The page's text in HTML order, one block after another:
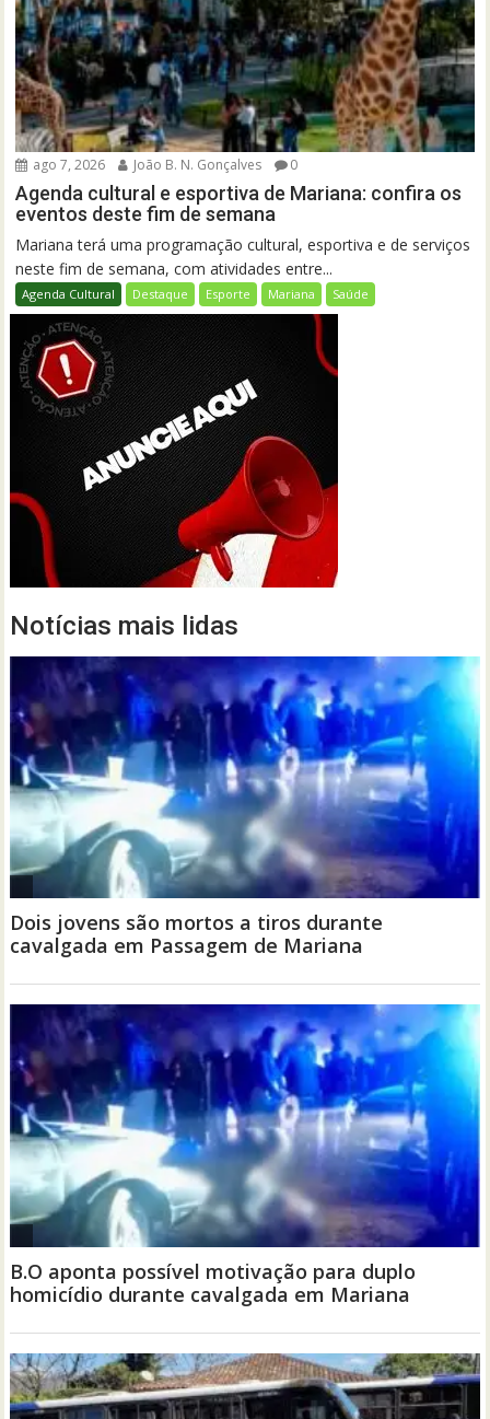
ago 7, 2026 João B. N. Gonçalves 0
Agenda cultural e esportiva de Mariana: confira os
eventos deste fim de semana
Mariana terá uma programação cultural, esportiva e de serviços
neste fim de semana, com atividades entre...
Agenda Cultural Destaque Esporte Mariana Saúde
Notícias mais lidas